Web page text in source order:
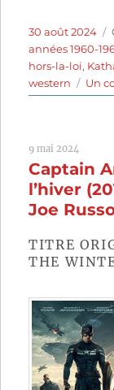
Publié
le
30 août 2024
années 1960-
hors-la-loi,
western
Un
9 mai 2024
Captain
l’hiver
Joe
TITRE
THE